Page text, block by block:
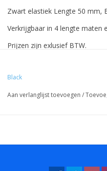
Zwart elastiek Lengte 50 mm,
Verkrijgbaar in 4 lengte maten
Prijzen zijn exlusief BTW.
Black
Aan verlanglijst toevoegen /